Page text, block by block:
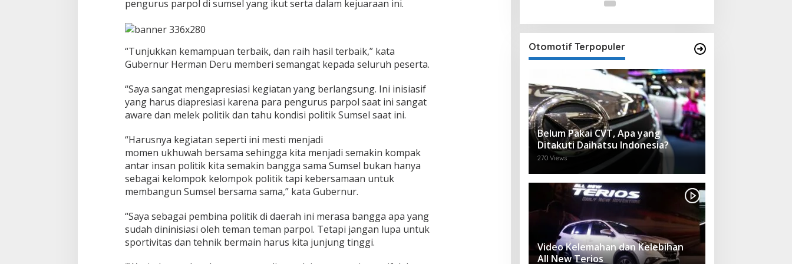
P
l
t
k
K
a
w
d
i
L
a
p
a
g
a
n
pengurus parpol di sumsel yang ikut serta dalam kejuaraan ini.
“Tunjukkan kemampuan terbaik, dan raih hasil terbaik,” kata
Gubernur Herman Deru memberi semangat kepada seluruh peserta.
“Saya sangat mengapresiasi kegiatan yang berlangsung. Ini inisiasif
yang harus diapresiasi karena para pengurus parpol saat ini sangat
aware dan melek politik dan tahu kondisi politik Sumsel saat ini.
“Harusnya kegiatan seperti ini mesti menjadi
momen ukhuwah bersama sehingga kita menjadi semakin kompak
antar insan politik kita semakin bangga sama Sumsel bukan hanya
sebagai kelompok kelompok politik tapi kebersamaan untuk
membangun Sumsel bersama sama,” kata Gubernur.
“Saya sebagai pembina politik di daerah ini merasa bangga apa yang
sudah dininisiasi oleh teman teman parpol. Tetapi jangan lupa untuk
sportivitas dan tehnik bermain harus kita junjung tinggi.
Otomotif Terpopuler
Belum Pakai CVT, Apa yang
Ditakuti Daihatsu Indonesia?
270 Views
Video Kelemahan dan Kelebihan
All New Terios